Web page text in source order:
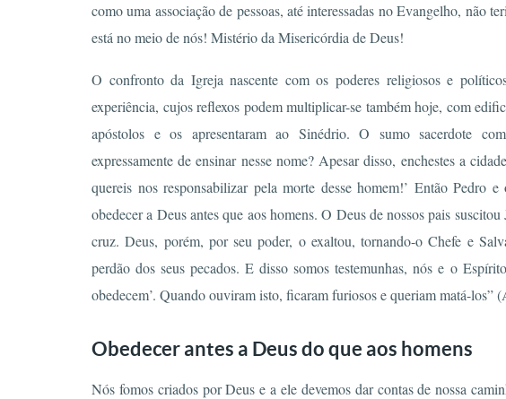
como uma associação de pessoas, até interessadas no Evangelho, não
está no meio de nós! Mistério da Misericórdia de Deus!
O confronto da Igreja nascente com os poderes religiosos e
experiência, cujos reflexos podem multiplicar-se também hoje, com
apóstolos e os apresentaram ao Sinédrio. O sumo sacerdote
expressamente de ensinar nesse nome? Apesar disso, enchestes a
quereis nos responsabilizar pela morte desse homem!’ Então Pedro
obedecer a Deus antes que aos homens. O Deus de nossos pais
cruz. Deus, porém, por seu poder, o exaltou, tornando-o Chefe e
perdão dos seus pecados. E disso somos testemunhas, nós e o
obedecem’. Quando ouviram isto, ficaram furiosos e queriam matá-los”
Obedecer antes a Deus do que aos homens
Nós fomos criados por Deus e a ele devemos dar contas de nossa